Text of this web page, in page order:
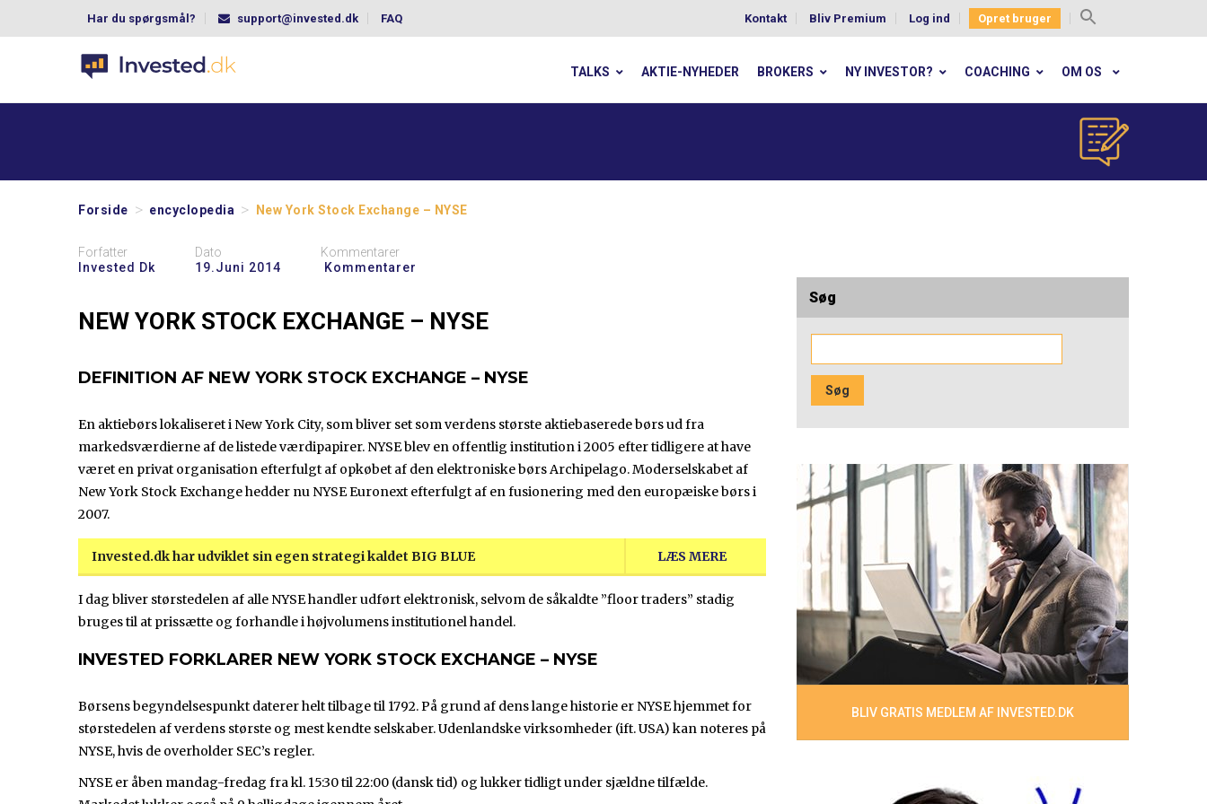
Har du spørgsmål? support@invested.dk FAQ Kontakt Bliv Premium Log ind Opret bruger
TALKS AKTIE-NYHEDER BROKERS NY INVESTOR? COACHING OM OS
Forside > encyclopedia > New York Stock Exchange – NYSE
Forfatter
Invested Dk
Dato
19.juni 2014
Kommentarer
Kommentarer
NEW YORK STOCK EXCHANGE – NYSE
DEFINITION AF NEW YORK STOCK EXCHANGE – NYSE
En aktiebørs lokaliseret i New York City, som bliver set som verdens største aktiebaserede børs ud fra
markedsværdierne af de listede værdipapirer. NYSE blev en offentlig institution i 2005 efter tidligere at have
været en privat organisation efterfulgt af opkøbet af den elektroniske børs Archipelago. Moderselskabet af
New York Stock Exchange hedder nu NYSE Euronext efterfulgt af en fusionering med den europæiske børs i
2007.
Invested.dk har udviklet sin egen strategi kaldet BIG BLUE LÆS MERE
I dag bliver størstedelen af alle NYSE handler udført elektronisk, selvom de såkaldte ”floor traders” stadig
bruges til at prissætte og forhandle i højvolumens institutionel handel.
INVESTED FORKLARER NEW YORK STOCK EXCHANGE – NYSE
Børsens begyndelsespunkt daterer helt tilbage til 1792. På grund af dens lange historie er NYSE hjemmet for
størstedelen af verdens største og mest kendte selskaber. Udenlandske virksomheder (ift. USA) kan noteres på
NYSE, hvis de overholder SEC’s regler.
NYSE er åben mandag-fredag fra kl. 15:30 til 22:00 (dansk tid) og lukker tidligt under sjældne tilfælde.
Søg
BLIV GRATIS MEDLEM AF INVESTED.DK